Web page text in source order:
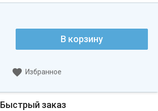
В корзину
Избранное
Быстрый заказ